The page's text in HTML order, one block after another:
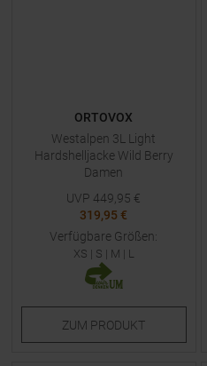
ORTOVOX
Westalpen 3L Light
Hardshelljacke Wild Berry
Damen
UVP 449,95 €
319,95 €
Verfügbare Größen:
XS | S | M | L
ZUM PRODUKT